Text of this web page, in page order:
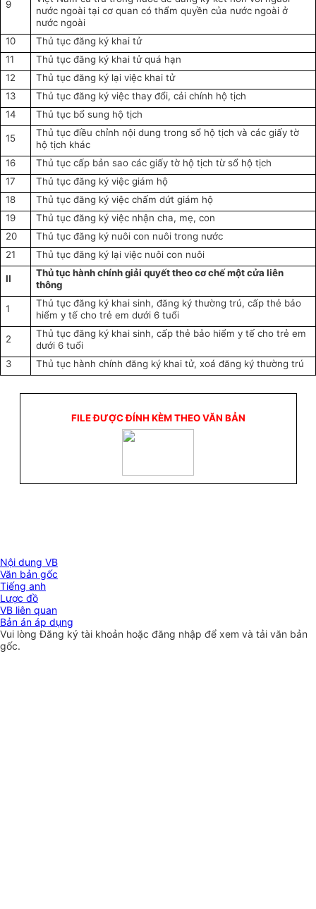
9
nước ngoài tại cơ quan có thẩm quyền của nước ngoài ở
nước ngoài
10
Thủ tục đăng ký khai tử
11
Thủ tục đăng ký khai tử quá hạn
12
Thủ tục đăng ký lại việc khai tử
13
Thủ tục đăng ký việc thay đổi, cải chính hộ tịch
14
Thủ tục bổ sung hộ tịch
15
Thủ tục điều chỉnh nội dung trong sổ hộ tịch và các giấy tờ
hộ tịch khác
16
Thủ tục cấp bản sao các giấy tờ hộ tịch từ sổ hộ tịch
17
Thủ tục đăng ký việc giám hộ
18
Thủ tục đăng ký việc chấm dứt giám hộ
19
Thủ tục đăng ký việc nhận cha, mẹ, con
20
Thủ tục đăng ký nuôi con nuôi trong nước
21
Thủ tục đăng ký lại việc nuôi con nuôi
II
Thủ tục hành chính giải quyết theo cơ chế một cửa liên
thông
1
Thủ tục đăng ký khai sinh, đăng ký thường trú, cấp thẻ bảo
hiểm y tế cho trẻ em dưới 6 tuổi
2
Thủ tục đăng ký khai sinh, cấp thẻ bảo hiểm y tế cho trẻ em
dưới 6 tuổi
3
Thủ tục hành chính đăng ký khai tử, xoá đăng ký thường trú
FILE ĐƯỢC ĐÍNH KÈM THEO VĂN BẢN
Nội dung VB
Văn bản gốc
Tiếng anh
Lược đồ
VB liên quan
Bản án áp dụng
Vui lòngĐăng ký tài khoản hoặc đăng nhập để xem và tải văn bản
gốc.